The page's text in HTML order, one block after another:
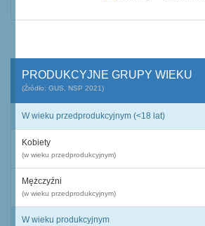
PRODUKCYJNE GRUPY WIEKU
(Źródło: GUS, NSP 2021)
W wieku przedprodukcyjnym (<18 lat)
Kobiety
(w wieku przedprodukcyjnym)
Mężczyźni
(w wieku przedprodukcyjnym)
W wieku produkcyjnym